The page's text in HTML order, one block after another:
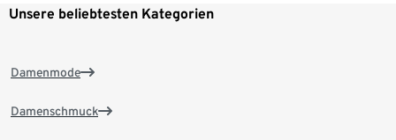
Unsere beliebtesten Kategorien
Damenmode
Damenschmuck